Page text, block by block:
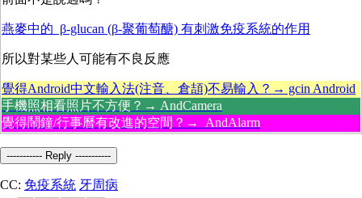
燕麥中的 β-glucan (β-聚葡萄醣) 有刺激免疫系統的作用
所以對某些人可能有不良反應
覺得Android中文輸入法(注音、倉頡)不易輸入？→ gcin Android
手機照相看照片不方便？→ AndCamera
覺得鬧鐘/行事曆有改進的空間？→ AndAlarm
----------- Reply -----------
CC: 免疫系統 牙周病